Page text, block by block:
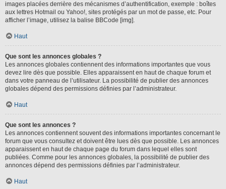
images placées derrière des mécanismes d’authentification, exemple : boîtes
aux lettres Hotmail ou Yahoo!, sites protégés par un mot de passe, etc. Pour
afficher l’image, utilisez la balise BBCode [img].
Haut
Que sont les annonces globales ?
Les annonces globales contiennent des informations importantes que vous
devez lire dès que possible. Elles apparaissent en haut de chaque forum et
dans votre panneau de l’utilisateur. La possibilité de publier des annonces
globales dépend des permissions définies par l’administrateur.
Haut
Que sont les annonces ?
Les annonces contiennent souvent des informations importantes concernant le
forum que vous consultez et doivent être lues dès que possible. Les annonces
apparaissent en haut de chaque page du forum dans lequel elles sont
publiées. Comme pour les annonces globales, la possibilité de publier des
annonces dépend des permissions définies par l’administrateur.
Haut